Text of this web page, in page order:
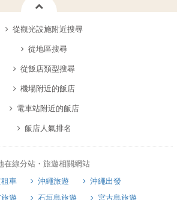
從觀光設施附近搜尋
從地區搜尋
從飯店類型搜尋
機場附近的飯店
電車站附近的飯店
飯店人氣排名
線分站・旅遊相關網站
車 沖繩旅遊
沖繩出發
遊 石垣島旅遊 宮古島旅遊